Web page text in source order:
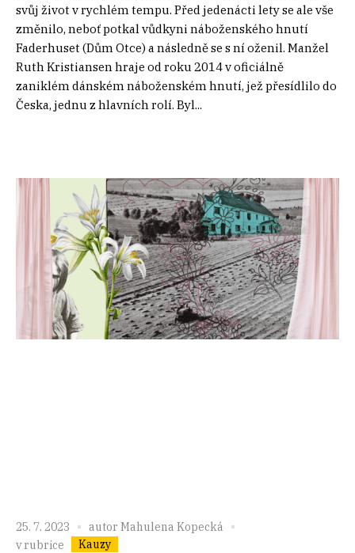
svůj život v rychlém tempu. Před jedenácti lety se ale vše
změnilo, neboť potkal vůdkyni náboženského hnutí
Faderhuset (Dům Otce) a následně se s ní oženil. Manžel
Ruth Kristiansen hraje od roku 2014 v oficiálně
zaniklém dánském náboženském hnutí, jež přesídlilo do
Česka, jednu z hlavních rolí. Byl...
25. 7. 2023 autor Mahulena Kopecká
v rubrice
Kauzy